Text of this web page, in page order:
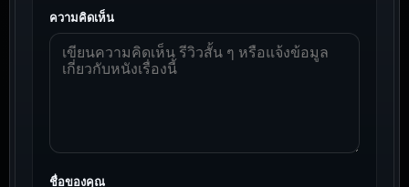
ความคิดเห็น
ชื่อของคุณ